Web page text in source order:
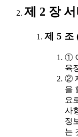
제 2 장
제 5 조
①
육
②
을
요
사
정
는